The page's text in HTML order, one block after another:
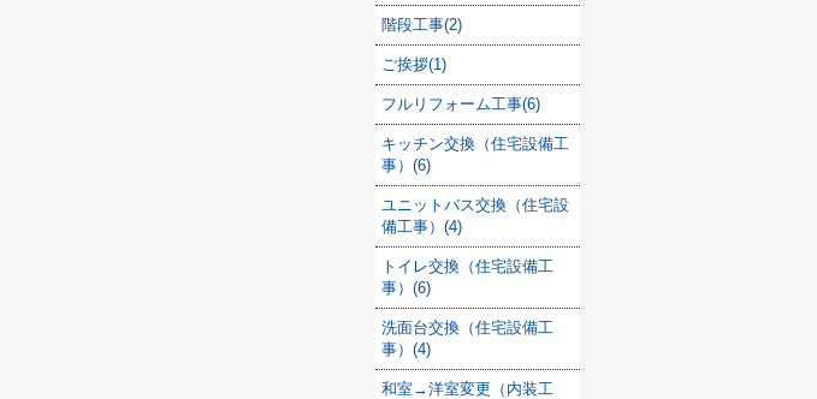
階段工事(2)
ご挨拶(1)
フルリフォーム工事(6)
キッチン交換（住宅設備工
事）(6)
ユニットバス交換（住宅設
備工事）(4)
トイレ交換（住宅設備工
事）(6)
洗面台交換（住宅設備工
事）(4)
和室→洋室変更（内装工